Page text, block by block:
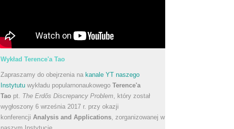
Wykład Terence'a Tao
Zapraszamy do obejrzenia na kanale YT naszego
Instytutu wykładu popularnonaukowego Terence'a
Tao pt. The Erdős Discrepancy Problem , który został
wygłoszony 6 września 2017 r. przy okazji
konferencji Analysis and Applications , zorganizowanej w